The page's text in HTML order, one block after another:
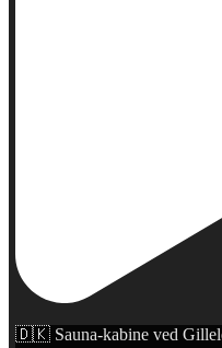
🇩🇰 Sauna-kabine ved